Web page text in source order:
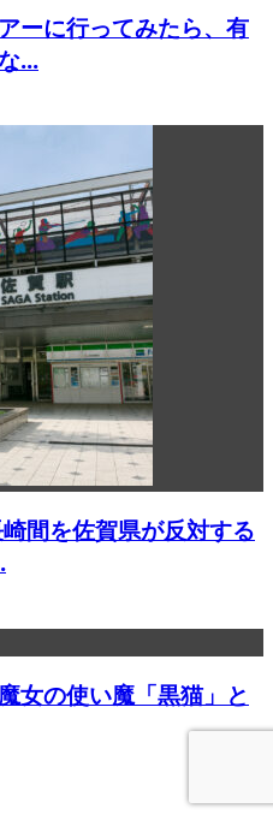
ーに行ってみたら、有
...
間を佐賀県が反対する
女の使い魔「黒猫」と